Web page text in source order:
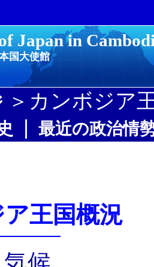
Japan in
国大使館
＞カンボジア
| 最近の政治情
王国概況